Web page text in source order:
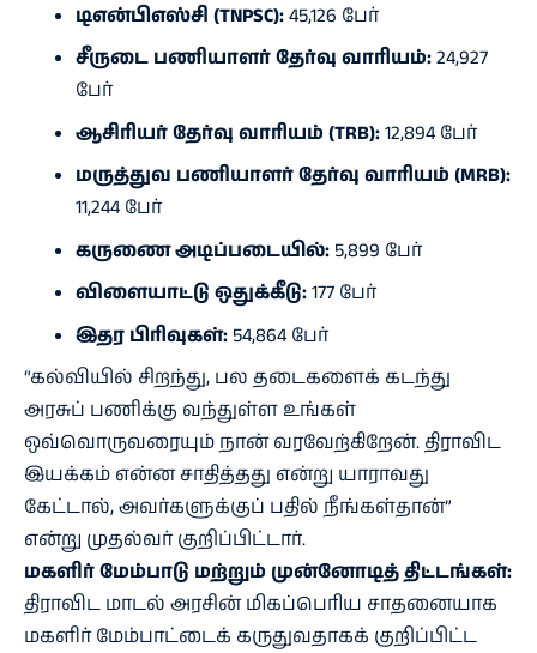
டிஎன்பிஎஸ்சி (TNPSC):45,126 பேர்
சீருடை பணியாளர் தேர்வு வாரியம்:24,927
பேர்
ஆசிரியர் தேர்வு வாரியம் (TRB):12,894 பேர்
மருத்துவ பணியாளர் தேர்வு வாரியம் (MRB):
11,244 பேர்
கருணை அடிப்படையில்:5,899 பேர்
விளையாட்டு ஒதுக்கீடு:177 பேர்
இதர பிரிவுகள்:54,864 பேர்
“கல்வியில் சிறந்து, பல தடைகளைக் கடந்து
அரசுப் பணிக்கு வந்துள்ள உங்கள்
ஒவ்வொருவரையும் நான் வரவேற்கிறேன். திராவிட
இயக்கம் என்ன சாதித்தது என்று யாராவது
கேட்டால், அவர்களுக்குப் பதில் நீங்கள்தான்”
என்று முதல்வர் குறிப்பிட்டார்.
மகளிர் மேம்பாடு மற்றும் முன்னோடித் திட்டங்கள்:
திராவிட மாடல் அரசின் மிகப்பெரிய சாதனையாக
மகளிர் மேம்பாட்டைக் கருதுவதாகக் குறிப்பிட்ட